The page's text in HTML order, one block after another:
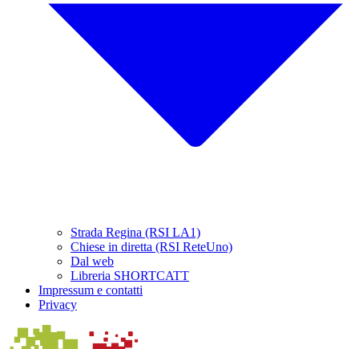
Strada Regina (RSI LA1)
Chiese in diretta (RSI ReteUno)
Dal web
Libreria SHORTCATT
Impressum e contatti
Privacy